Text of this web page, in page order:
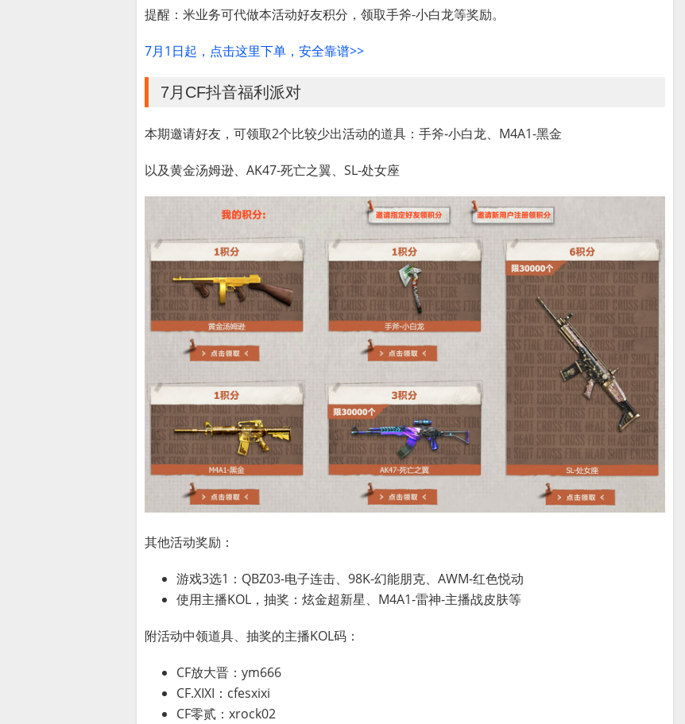
提醒：米业务可代做本活动好友积分，领取手斧-小白龙等奖励。
7月1日起，点击这里下单，安全靠谱>>
7月CF抖音福利派对
本期邀请好友，可领取2个比较少出活动的道具：手斧-小白龙、M4A1-黑金
以及黄金汤姆逊、AK47-死亡之翼、SL-处女座
其他活动奖励：
游戏3选1：QBZ03-电子连击、98K-幻能朋克、AWM-红色悦动
使用主播KOL，抽奖：炫金超新星、M4A1-雷神-主播战皮肤等
附活动中领道具、抽奖的主播KOL码：
CF放大晋：ym666
CF.XIXI：cfesxixi
CF零贰：xrock02